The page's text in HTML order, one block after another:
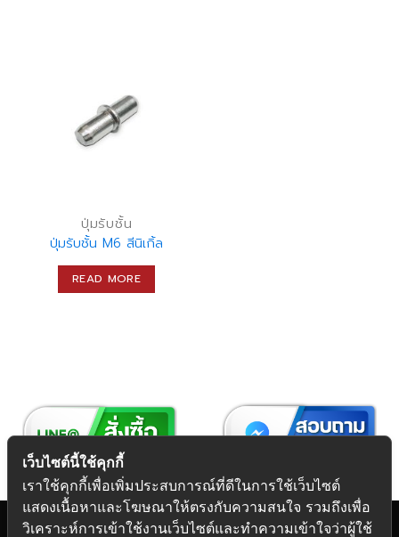
ปุ่มรับชั้น
ปุ่มรับชั้น M6 สีนิเกิ้ล
READ MORE
เว็บไซต์นี้ใช้คุกกี้
เราใช้คุกกี้เพื่อเพิ่มประสบการณ์ที่ดีในการใช้เว็บไซต์
แสดงเนื้อหาและโฆษณาให้ตรงกับความสนใจ รวมถึงเพื่อ
วิเคราะห์การเข้าใช้งานเว็บไซต์และทำความเข้าใจว่าผู้ใช้